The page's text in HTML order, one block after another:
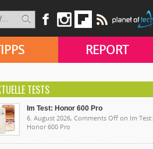
REPORT
TESTS
Im Test: Honor 600 Pro
6. August 2026, Comments Off on Im Test:
Honor 600 Pro